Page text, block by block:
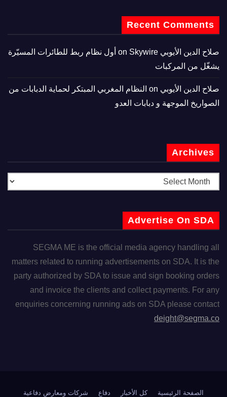
Recent Comments
صلاح الدين الأيوبي
Skywire أول نظام ربط للطائرات المسيّرة
يشغّل من المركبات
صلاح الدين الأيوبي
النظام المغربي المبتكر لحماية الدبابات من
الصواريخ الموجهة و دبابات العدو
Archives
Advertise On SDA
SEGMA ME is the official media agency handling all
matters related to running advertisements on SDA. It is the
party authorized by SDA to issue and sign booking orders
and invoice the clients and collect payments. For any
enquiries concerning running ads on SDA please contact
deight@segma.co
الصفحة الرئيسية كل الأخبار دفاع شركات ومعارض دفاعية